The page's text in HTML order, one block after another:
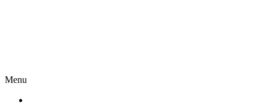
Menu